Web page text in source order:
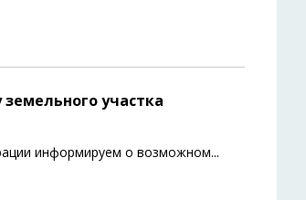
участка
информируем о возможном...